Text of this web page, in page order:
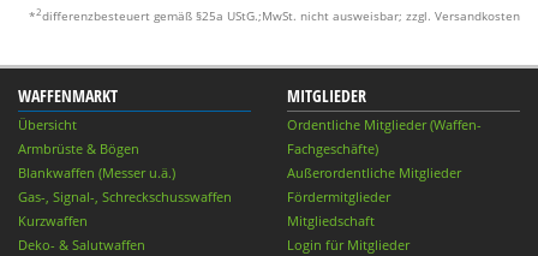
*2differenzbesteuert gemäß §25a UStG.;MwSt. nicht ausweisbar; zzgl. Versandkosten
WAFFENMARKT
Übersicht
Armbrüste & Bögen
Blankwaffen (Messer u.ä.)
Gas-, Signal-, Schreckschusswaffen
Kurzwaffen
Deko- & Salutwaffen
MITGLIEDER
Ordentliche Mitglieder (Waffen-
Fachgeschäfte)
Außerordentliche Mitglieder
Fördermitglieder
Mitgliedschaft
Login für Mitglieder